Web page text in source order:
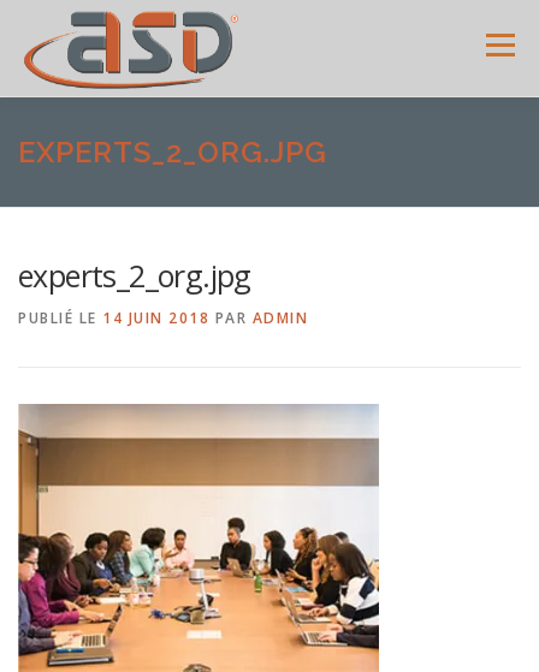
Menu
ACCUEIL SERVICES SHOWROOM
CONTACT
EXPERTS_2_ORG.JPG
experts_2_org.jpg
PUBLIÉ LE 14 JUIN 2018 PAR ADMIN